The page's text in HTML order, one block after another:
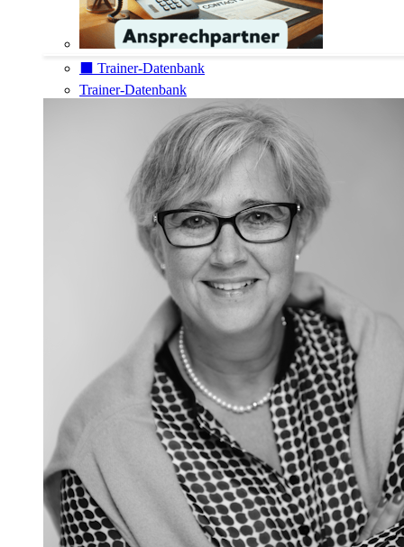
⬛️ Trainer-Datenbank
Trainer-Datenbank